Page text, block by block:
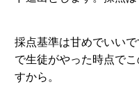
採点基準は甘めでいい
で生徒がやった時点で
すから。